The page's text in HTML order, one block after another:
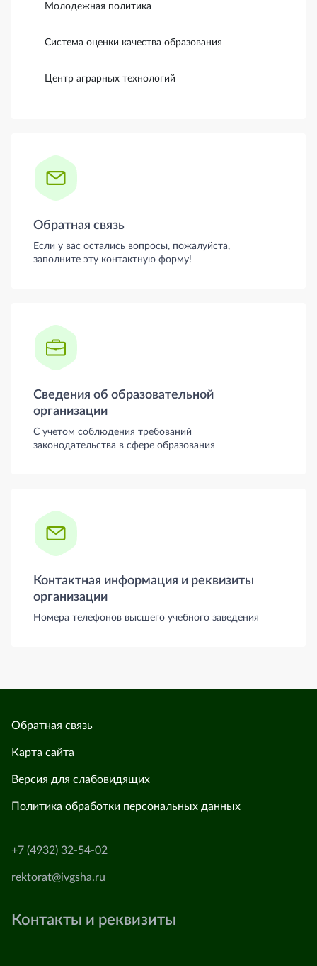
Молодежная политика
Система оценки качества образования
Центр аграрных технологий
Обратная связь
Если у вас остались вопросы, пожалуйста,
заполните эту контактную форму!
Сведения об образовательной
организации
С учетом соблюдения требований
законодательства в сфере образования
Контактная информация и реквизиты
организации
Номера телефонов высшего учебного заведения
Обратная связь
Карта сайта
Версия для слабовидящих
Политика обработки персональных данных
+7 (4932) 32-54-02
rektorat@ivgsha.ru
Контакты и реквизиты